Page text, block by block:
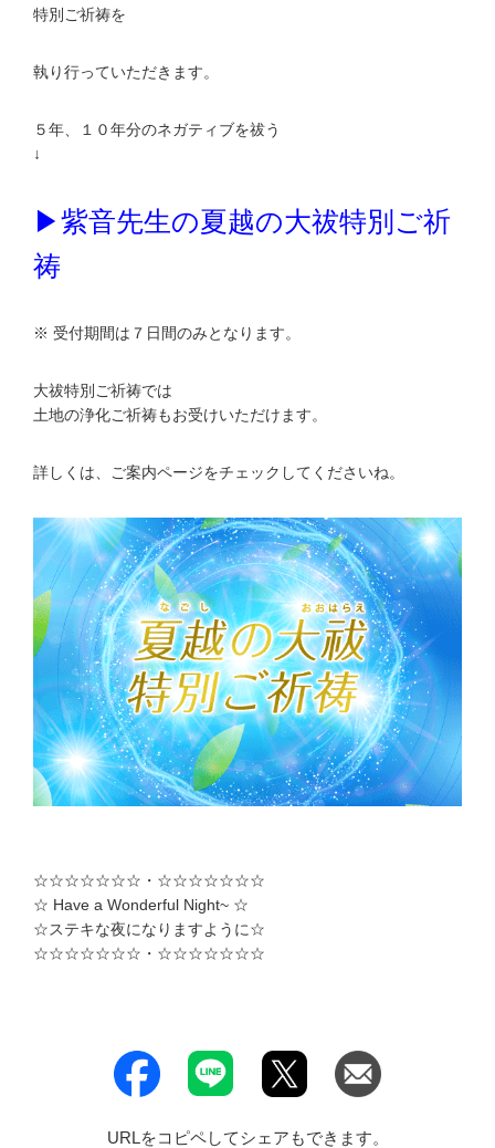
特別ご祈祷を
執り行っていただきます。
５年、１０年分のネガティブを祓う
↓
▶紫音先生の夏越の大祓特別ご祈
祷
※ 受付期間は７日間のみとなります。
大祓特別ご祈祷では
土地の浄化ご祈祷もお受けいただけます。
詳しくは、ご案内ページをチェックしてくださいね。
☆☆☆☆☆☆☆・☆☆☆☆☆☆☆
☆ Have a Wonderful Night~ ☆
☆ステキな夜になりますように☆
☆☆☆☆☆☆☆・☆☆☆☆☆☆☆
URLをコピペしてシェアもできます。